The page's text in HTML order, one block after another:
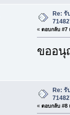
Re:
« ตอบกลับ #7
ขออนุ
Re: รั
« ตอบกลับ #8